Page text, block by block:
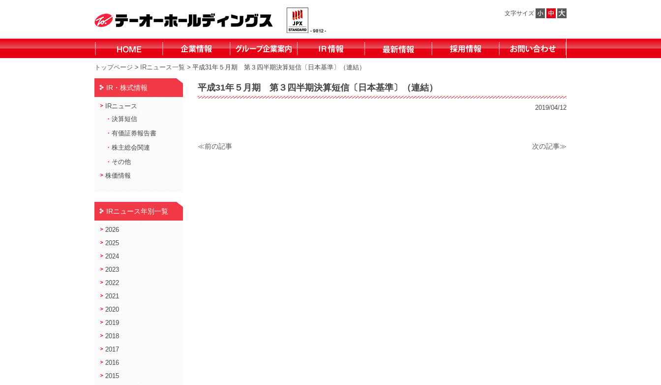
文字サイズ
株式会社テーオ
株式会社テーオ
株式会社テーオ
株式会社テーオ
函館日産自動車
北見日産自動車
株式会社
北見三菱自動車
小泉建設株式会
株式会社fika
トップページ > IRニュース一覧 > 平成31年５月期 第３四半期決算短信〔日本基準〕（連結）
IR・株式情報
IRニュース
・ 決算短信
・ 有価証券報告書
・ 株主総会関連
・ その他
株価情報
IRニュース年別一覧
2026
2025
2024
2023
2022
2021
2020
2019
2018
2017
2016
2015
平成31年５月期 第３四半期決算短信〔日本基準〕（連結）
2019/04/12
≪前の記事 次の記事≫